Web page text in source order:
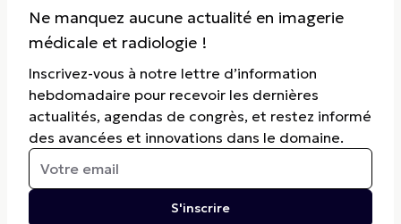
Ne manquez aucune actualité en imagerie
médicale et radiologie !
Inscrivez-vous à notre lettre d’information
hebdomadaire pour recevoir les dernières
actualités, agendas de congrès, et restez informé
des avancées et innovations dans le domaine.
S'inscrire